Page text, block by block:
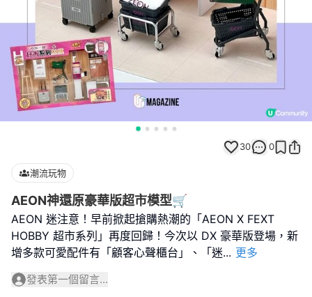
30 0
潮流玩物
AEON神還原豪華版超市模型🛒
AEON 迷注意！早前掀起搶購熱潮的「AEON X FEXT
HOBBY 超市系列」再度回歸！今次以 DX 豪華版登場，新
增多款可愛配件有「顧客心聲櫃台」、「迷... 更多
發表第一個留言...